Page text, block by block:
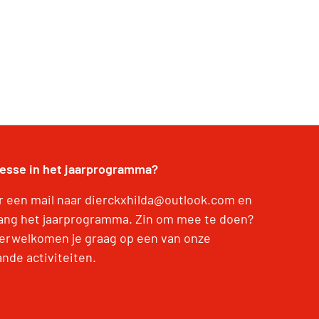
in het jaarprogramma?
een mail naar dierckxhilda@outlook.com en
het jaarprogramma. Zin om mee te doen?
je graag op een van onze
activiteiten.